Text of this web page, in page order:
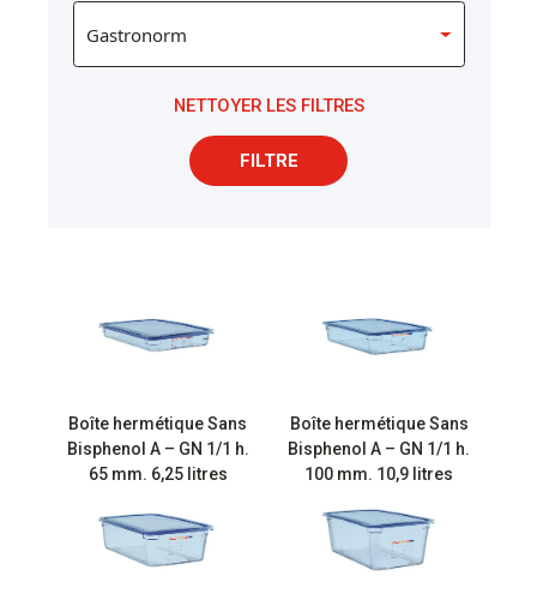
NETTOYER LES FILTRES
FILTRE
Boîte hermétique Sans
Bisphenol A – GN 1/1 h.
65 mm. 6,25 litres
Boîte hermétique Sans
Bisphenol A – GN 1/1 h.
100 mm. 10,9 litres